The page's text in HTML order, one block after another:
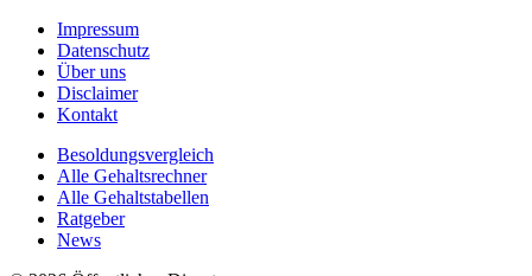
Impressum
Datenschutz
Über uns
Disclaimer
Kontakt
Besoldungsvergleich
Alle Gehaltsrechner
Alle Gehaltstabellen
Ratgeber
News